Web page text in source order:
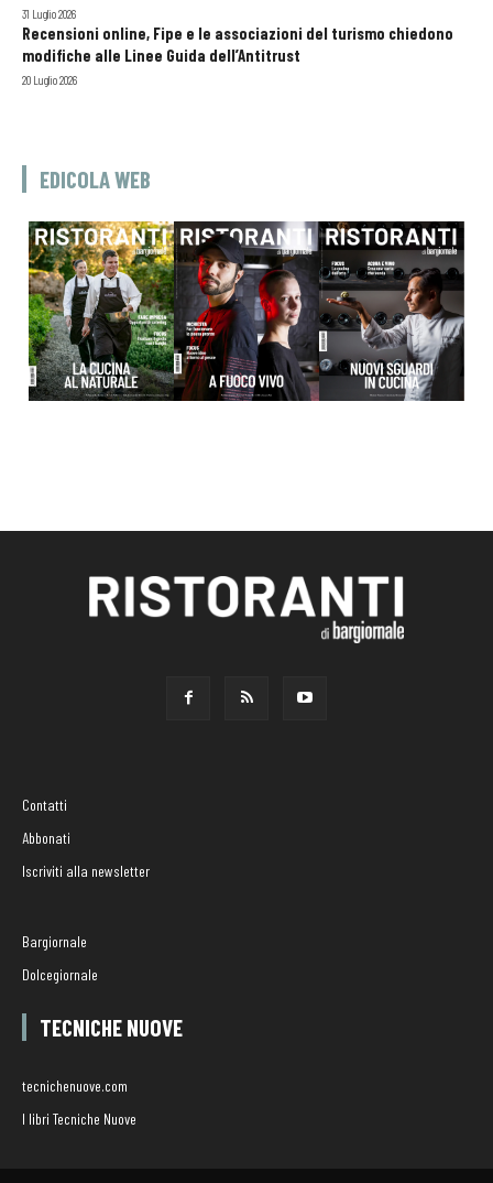
31 Luglio 2026
Recensioni online, Fipe e le associazioni del turismo chiedono
modifiche alle Linee Guida dell’Antitrust
20 Luglio 2026
EDICOLA WEB
Contatti
Abbonati
Iscriviti alla newsletter
Bargiornale
Dolcegiornale
TECNICHE NUOVE
tecnichenuove.com
I libri Tecniche Nuove